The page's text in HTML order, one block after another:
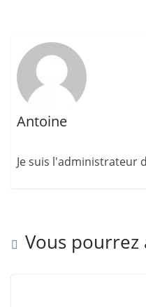
Antoine
Je suis l'administrateur
Vous pourrez